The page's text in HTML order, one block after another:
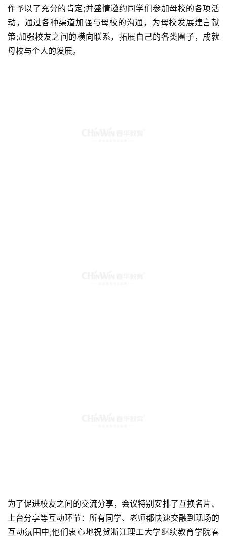
作予以了充分的肯定;并盛情邀约同学们参加母校的各项活
动，通过各种渠道加强与母校的沟通，为母校发展建言献
策;加强校友之间的横向联系，拓展自己的各类圈子，成就
母校与个人的发展。
为了促进校友之间的交流分享，会议特别安排了互换名片、
上台分享等互动环节：所有同学、老师都快速交融到现场的
互动氛围中;他们衷心地祝贺浙江理工大学继续教育学院春